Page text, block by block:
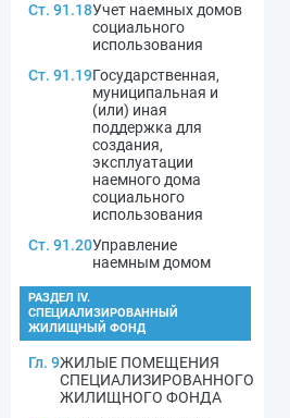
Ст. 91.18Учет наемных домов
социального
использования
Ст. 91.19Государственная,
муниципальная и
(или) иная
поддержка для
создания,
эксплуатации
наемного дома
социального
использования
Ст. 91.20Управление
наемным домом
РАЗДЕЛ IV.
СПЕЦИАЛИЗИРОВАННЫЙ
ЖИЛИЩНЫЙ ФОНД
Гл. 9ЖИЛЫЕ ПОМЕЩЕНИЯ
СПЕЦИАЛИЗИРОВАННОГО
ЖИЛИЩНОГО ФОНДА